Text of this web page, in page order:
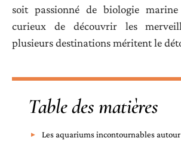
soit passionné de biologie
curieux de découvrir les
plusieurs destinations méritent le
Table des matières
Les aquariums incontournables